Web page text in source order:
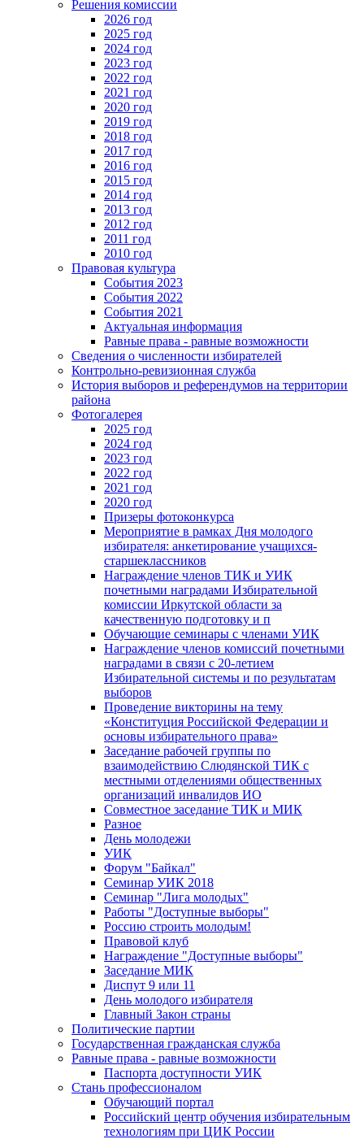
Решения комиссии
2026 год
2025 год
2024 год
2023 год
2022 год
2021 год
2020 год
2019 год
2018 год
2017 год
2016 год
2015 год
2014 год
2013 год
2012 год
2011 год
2010 год
Правовая культура
События 2023
События 2022
События 2021
Актуальная информация
Равные права - равные возможности
Сведения о численности избирателей
Контрольно-ревизионная служба
История выборов и референдумов на территории
района
Фотогалерея
2025 год
2024 год
2023 год
2022 год
2021 год
2020 год
Призеры фотоконкурса
Мероприятие в рамках Дня молодого
избирателя: анкетирование учащихся-
старшеклассников
Награждение членов ТИК и УИК
почетными наградами Избирательной
комиссии Иркутской области за
качественную подготовку и п
Обучающие семинары с членами УИК
Награждение членов комиссий почетными
наградами в связи с 20-летием
Избирательной системы и по результатам
выборов
Проведение викторины на тему
«Конституция Российской Федерации и
основы избирательного права»
Заседание рабочей группы по
взаимодействию Слюдянской ТИК с
местными отделениями общественных
организаций инвалидов ИО
Совместное заседание ТИК и МИК
Разное
День молодежи
УИК
Форум "Байкал"
Семинар УИК 2018
Семинар "Лига молодых"
Работы "Доступные выборы"
Россию строить молодым!
Правовой клуб
Награждение "Доступные выборы"
Заседание МИК
Диспут 9 или 11
День молодого избирателя
Главный Закон страны
Политические партии
Государственная гражданская служба
Равные права - равные возможности
Паспорта доступности УИК
Стань профессионалом
Обучающий портал
Российский центр обучения избирательным
технологиям при ЦИК России